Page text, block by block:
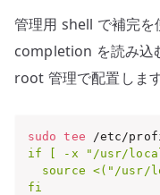
管理用 shell で補完
completion を読み込
root 管理で配置します
sudo tee /etc/
if [ -x "/usr/
source <("/usr/
fi